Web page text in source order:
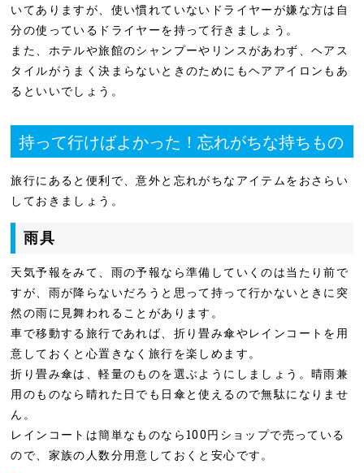
いてありますが、使い慣れていないドライヤーが嫌な方は自
分の使っているドライヤーを持って行きましょう。
また、ホテルや旅館のシャンプーやリンスがあわず、ヘアス
タイルがうまく決まらないときのためにもヘアアイロンもあ
るといいでしょう。
持って行けばよかった！忘れがちな持ちもの
旅行にあると便利で、意外と忘れがちなアイテムをおさらい
しておきましょう。
雨具
天気予報をみて、雨の予報なら準備していくのは当たり前で
すが、雨が降らないだろうと思って持って行かないときに突
然の雨に見舞われることがあります。
車で移動する旅行であれば、折り畳み傘やレインコートを用
意しておくと心置きなく旅行を楽しめます。
折り畳み傘は、軽量のものを選ぶようにしましょう。晴雨兼
用のものなら晴れた日でも日傘と使えるので無駄になりませ
ん。
レインコートは簡単なものなら100円ショップで売っている
ので、家族の人数分用意しておくと安心です。